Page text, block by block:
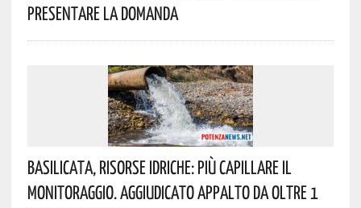
Presentare La Domanda
Basilicata, Risorse Idriche: Più Capillare Il
Monitoraggio. Aggiudicato Appalto Da Oltre 1